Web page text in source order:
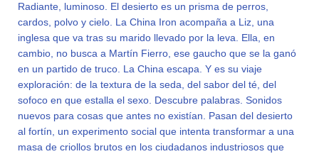
Radiante, luminoso. El desierto es un prisma de perros,
cardos, polvo y cielo. La China Iron acompaña a Liz, una
inglesa que va tras su marido llevado por la leva. Ella, en
cambio, no busca a Martín Fierro, ese gaucho que se la ganó
en un partido de truco. La China escapa. Y es su viaje
exploración: de la textura de la seda, del sabor del té, del
sofoco en que estalla el sexo. Descubre palabras. Sonidos
nuevos para cosas que antes no existían. Pasan del desierto
al fortín, un experimento social que intenta transformar a una
masa de criollos brutos en los ciudadanos industriosos que